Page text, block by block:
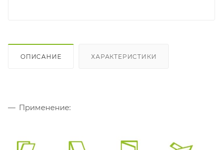
ОПИСАНИЕ ХАРАКТЕРИСТИКИ
Применение: